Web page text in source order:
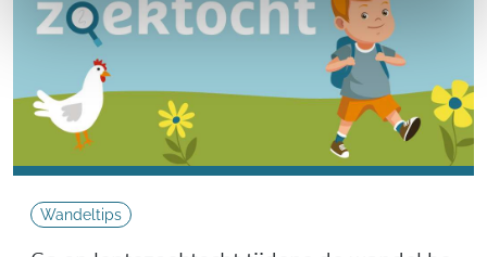
Wandeltips